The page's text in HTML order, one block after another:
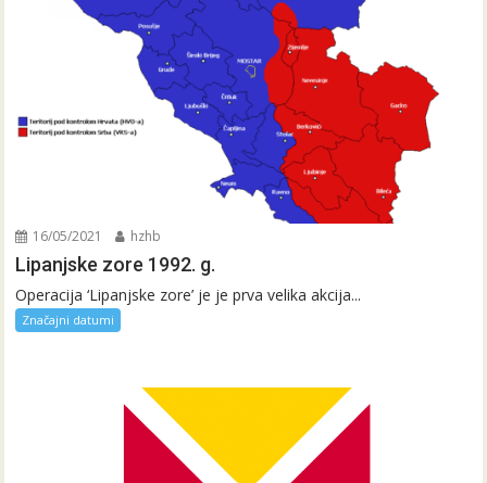
16/05/2021 hzhb
Lipanjske zore 1992. g.
Operacija ‘Lipanjske zore’ je je prva velika akcija...
Značajni datumi